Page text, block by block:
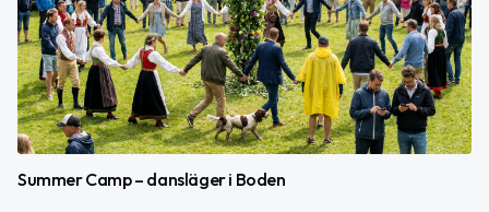
Summer Camp – dansläger i Boden